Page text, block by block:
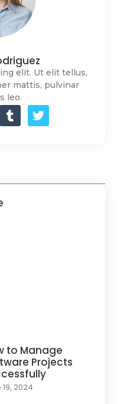
elit. Ut elit tellus,
mattis, pulvinar
leo.
to Manage
Projects
2024